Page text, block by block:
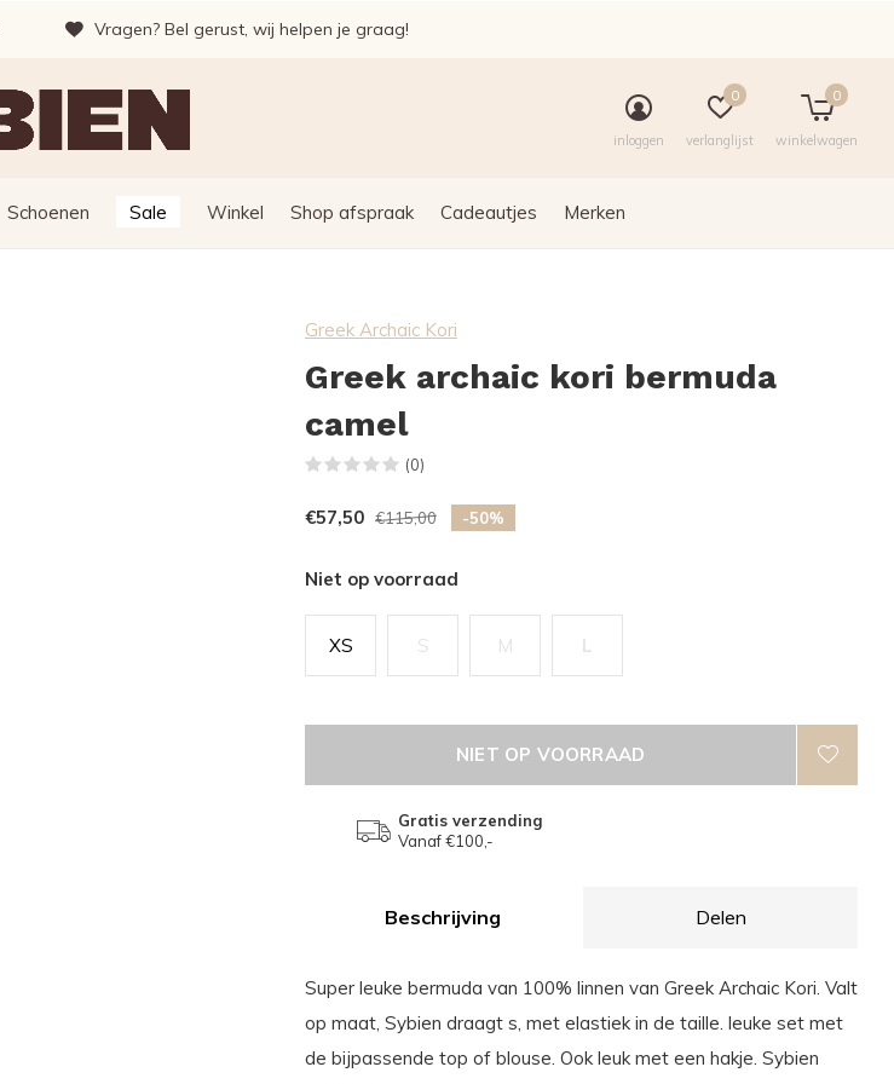
Schoenen Sale Winkel Shop afspraak Cadeautjes Merken
inloggen verlanglijst
0
winkelwagen
0
Vragen? Bel gerust, wij helpen je graag!
Greek Archaic Kori
Greek archaic kori bermuda
camel
(0)
€57,50 €115,00 -50%
Niet op voorraad
XS S M L
NIET OP VOORRAAD
Gratis verzending
Vanaf €100,-
Beschrijving Delen
Super leuke bermuda van 100% linnen van Greek Archaic Kori. Valt
op maat, Sybien draagt s, met elastiek in de taille. leuke set met
de bijpassende top of blouse. Ook leuk met een hakje. Sybien